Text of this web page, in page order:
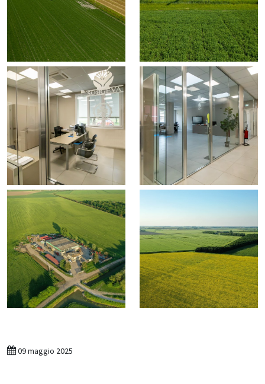
09 maggio 2025